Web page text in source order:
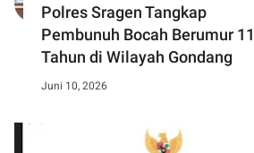
Polres Sragen Tangkap
Pembunuh Bocah Berumur 11
Tahun di Wilayah Gondang
Juni 10, 2026